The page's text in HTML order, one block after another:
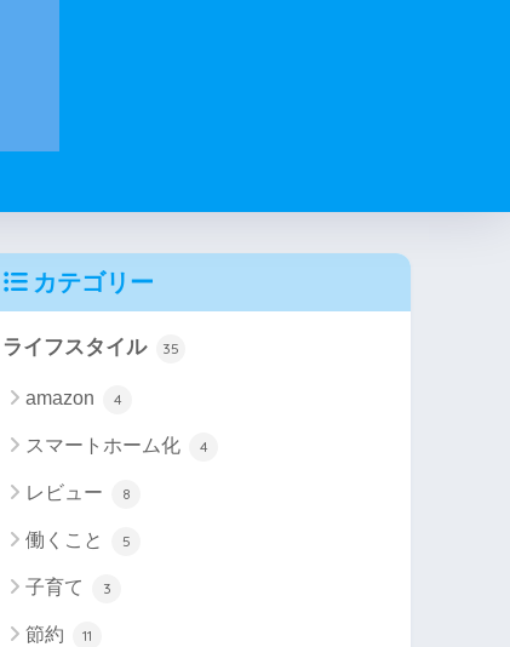
カテゴリー
ライフスタイル 35
amazon 4
スマートホーム化 4
レビュー 8
働くこと 5
子育て 3
節約 11